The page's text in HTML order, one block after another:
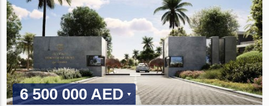
6 500 000 AED